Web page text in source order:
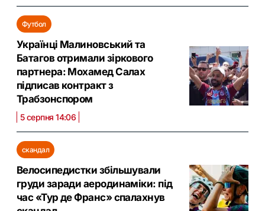
Футбол
Українці Малиновський та
Батагов отримали зіркового
партнера: Мохамед Салах
підписав контракт з
Трабзонспором
5 серпня 14:06
скандал
Велосипедистки збільшували
груди заради аеродинаміки: під
час «Тур де Франс» спалахнув